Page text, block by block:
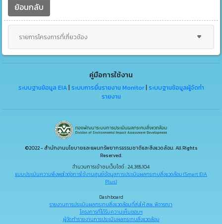
ย้อนกลับ
รายการโครงการที่เกี่ยวข้อง
คู่มือการใช้งาน
ระบบฐานข้อมูล EIA| ระบบการยื่นรายงาน Monitor| ระบบฐานข้อมูลผู้จัดทำ
รายงาน
©2022 - สำนักงานนโยบายและแผนทรัพยากรธรรมชาติและสิ่งแวดล้อม. All Rights
Reserved.
จำนวนการเข้าชมเว็บไซต์ : 24,365,104
แบบประเมินความพึงพอใจต่อการใช้งานศูนย์ข้อมูลการประเมินผลกระทบสิ่งแวดล้อม (Smart EIA
Plus)
Dashboard
รายงานการประเมินผลกระทบสิ่งแวดล้อมที่ส่งให้ สผ. พิจารณา
โครงการที่ได้รับความเห็นชอบฯ
ผู้จัดทำรายงานการประเมินผลกระทบสิ่งแวดล้อม